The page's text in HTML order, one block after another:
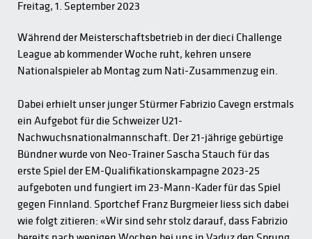
Freitag, 1. September 2023
Während der Meisterschaftsbetrieb in der dieci Challenge
League ab kommender Woche ruht, kehren unsere
Nationalspieler ab Montag zum Nati-Zusammenzug ein.
Dabei erhielt unser junger Stürmer Fabrizio Cavegn erstmals
ein Aufgebot für die Schweizer U21-
Nachwuchsnationalmannschaft. Der 21-jährige gebürtige
Bündner wurde von Neo-Trainer Sascha Stauch für das
erste Spiel der EM-Qualifikationskampagne 2023-25
aufgeboten und fungiert im 23-Mann-Kader für das Spiel
gegen Finnland. Sportchef Franz Burgmeier liess sich dabei
wie folgt zitieren: «Wir sind sehr stolz darauf, dass Fabrizio